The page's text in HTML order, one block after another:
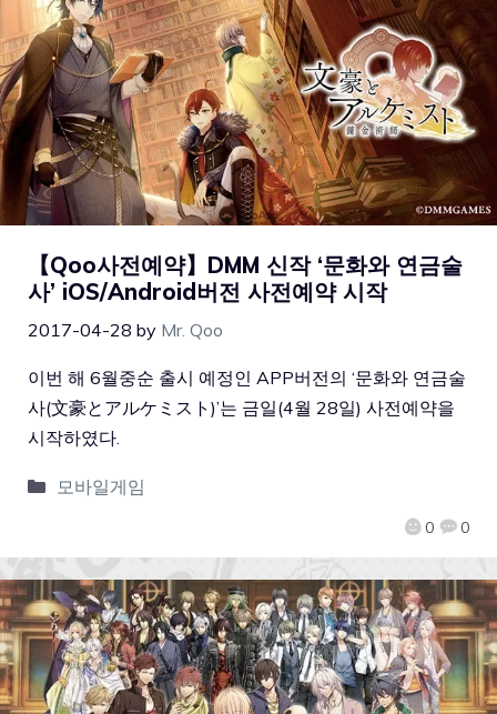
【Qoo사전예약】DMM 신작 ‘문화와 연금술
사’ iOS/Android버전 사전예약 시작
2017-04-28 by Mr. Qoo
0 0
이번 해 6월중순 출시 예정인 APP버전의 ‘문화와 연금술
사(文豪とアルケミスト)’는 금일(4월 28일) 사전예약을
시작하였다.
모바일게임